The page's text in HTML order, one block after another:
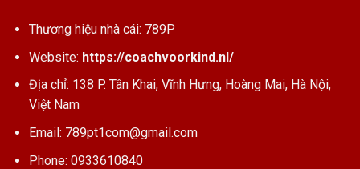
Thương hiệu nhà cái: 789P
Website: https://coachvoorkind.nl/
Địa chỉ: 138 P. Tân Khai, Vĩnh Hưng, Hoàng Mai, Hà Nội,
Việt Nam
Email: 789pt1com@gmail.com
Phone: 0933610840